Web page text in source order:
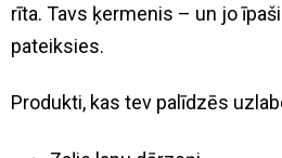
rīta. Tavs ķermenis – un jo
pateiksies.
Produkti, kas tev palīdzēs